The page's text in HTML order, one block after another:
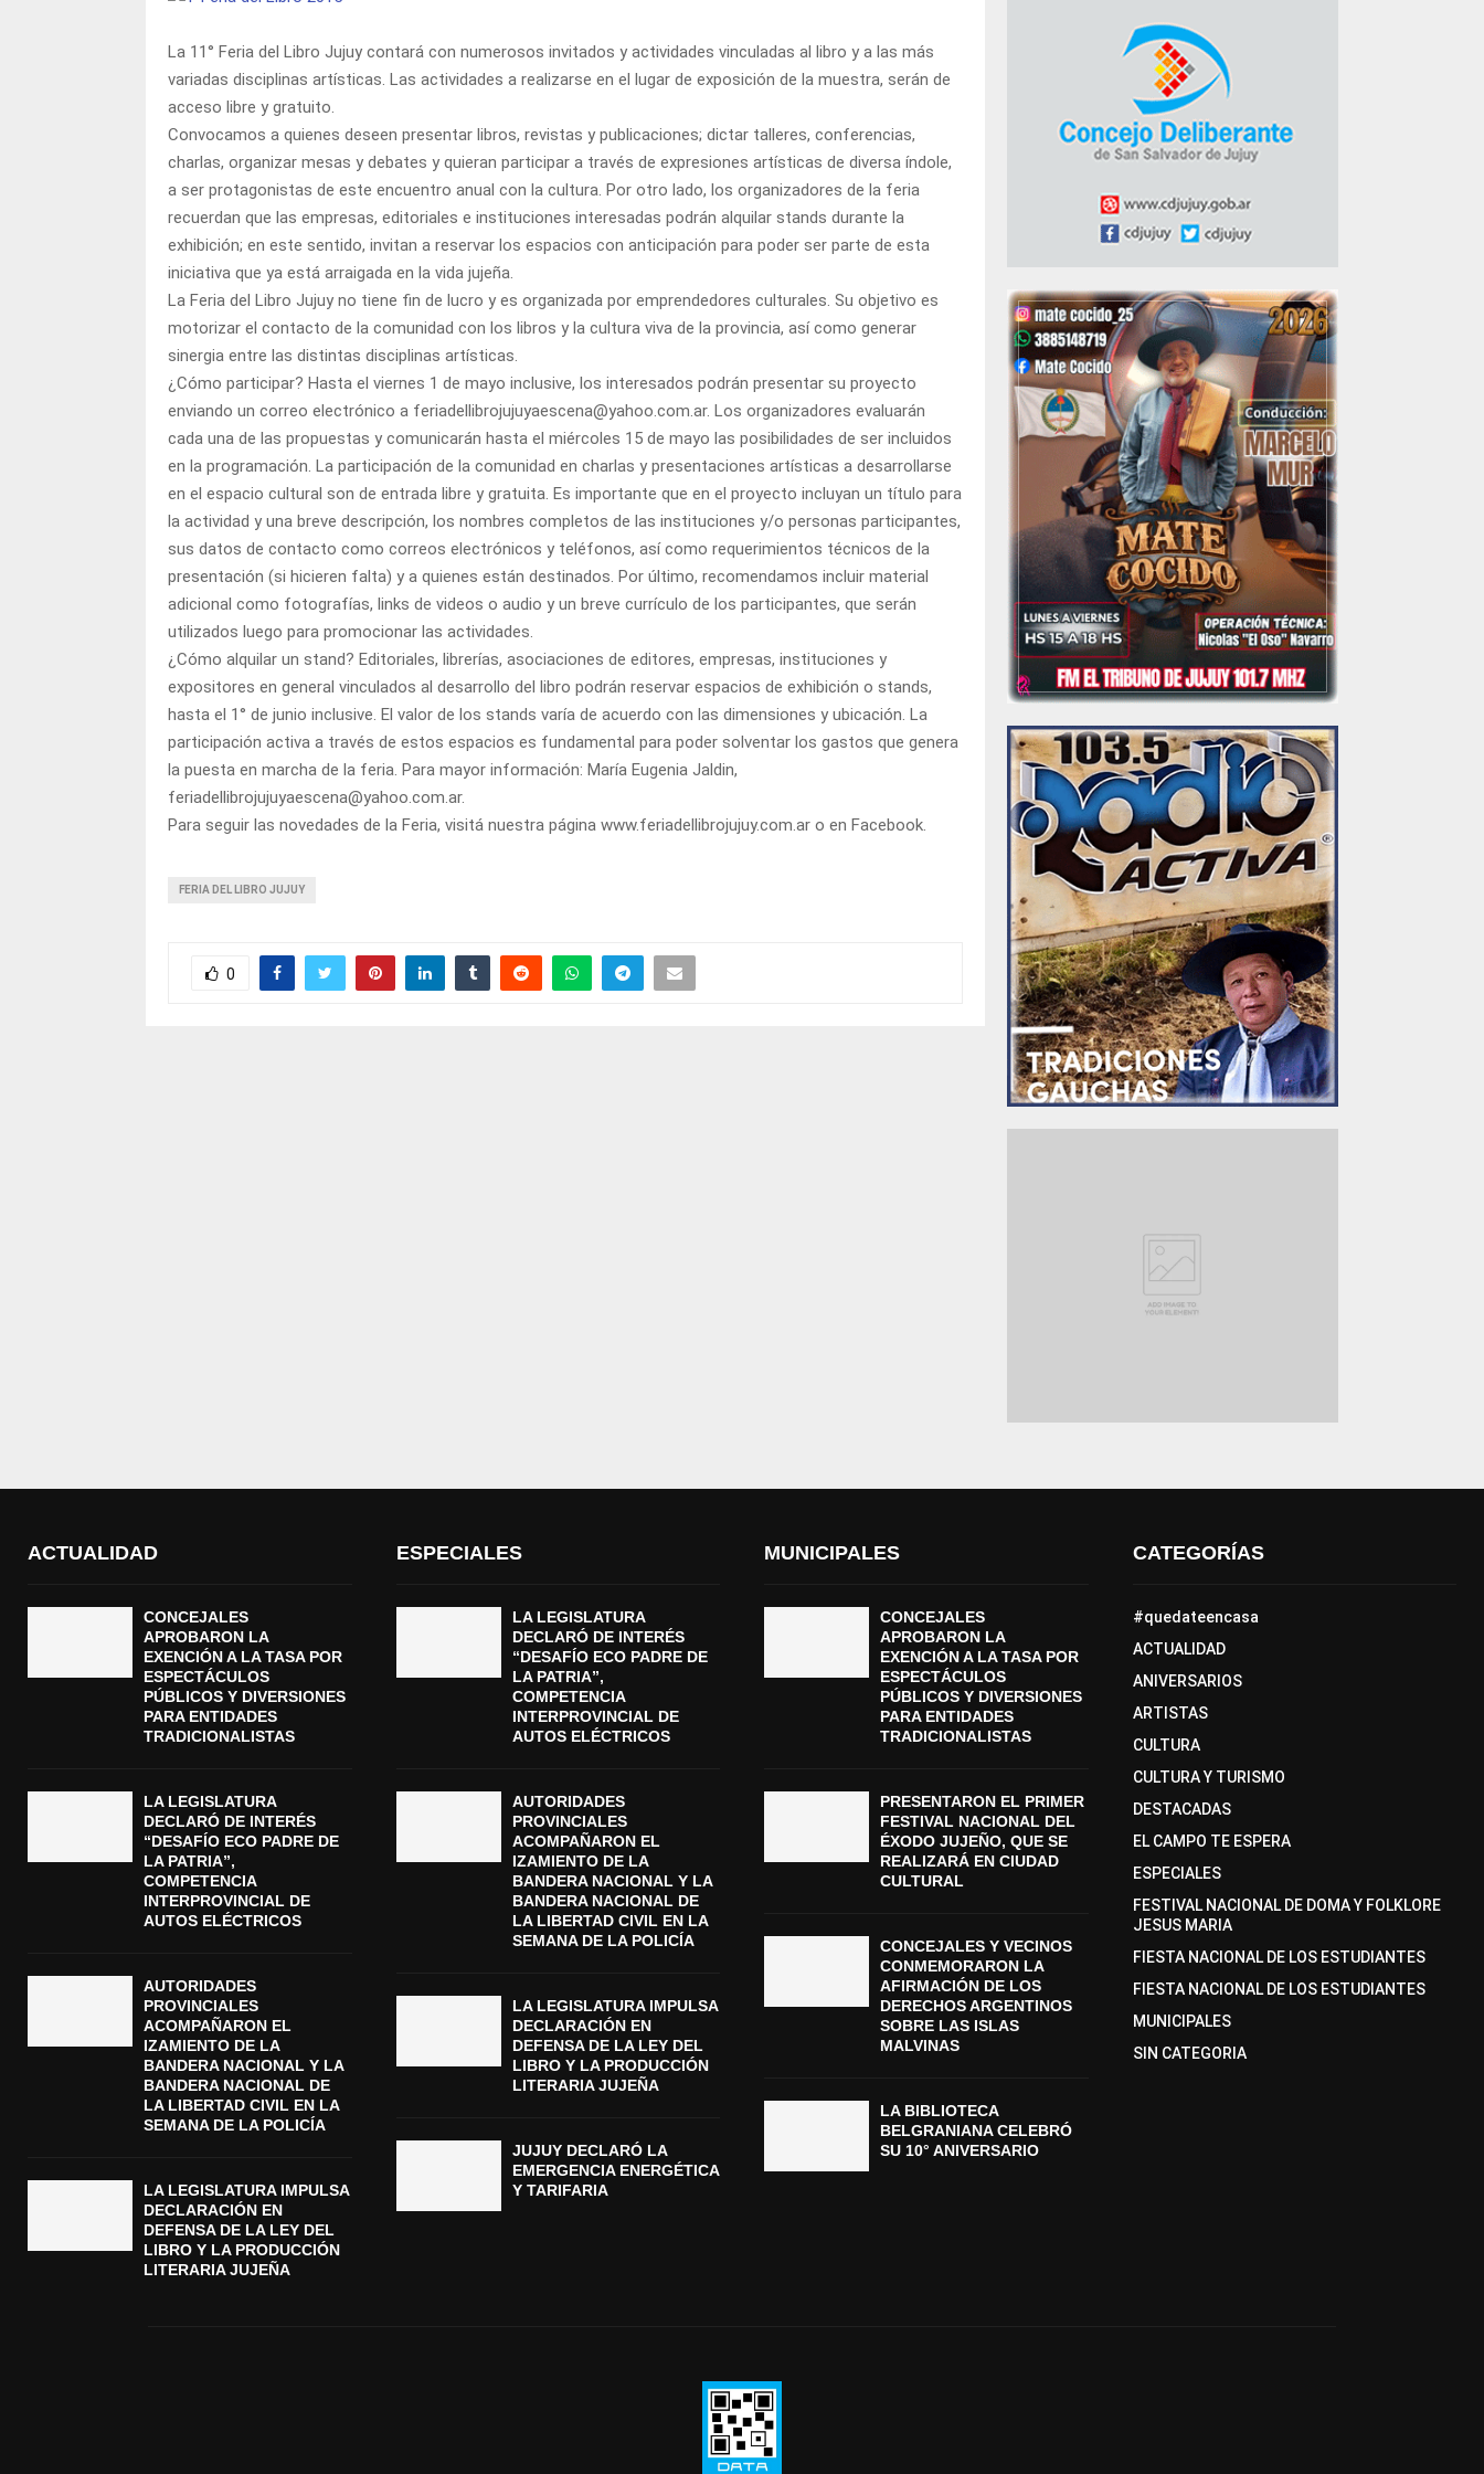
La 11° Feria del Libro Jujuy contará con numerosos invitados y actividades vinculadas al libro y a las más
variadas disciplinas artísticas. Las actividades a realizarse en el lugar de exposición de la muestra, serán de
acceso libre y gratuito.
Convocamos a quienes deseen presentar libros, revistas y publicaciones; dictar talleres, conferencias,
charlas, organizar mesas y debates y quieran participar a través de expresiones artísticas de diversa índole,
a ser protagonistas de este encuentro anual con la cultura. Por otro lado, los organizadores de la feria
recuerdan que las empresas, editoriales e instituciones interesadas podrán alquilar stands durante la
exhibición; en este sentido, invitan a reservar los espacios con anticipación para poder ser parte de esta
iniciativa que ya está arraigada en la vida jujeña.
La Feria del Libro Jujuy no tiene fin de lucro y es organizada por emprendedores culturales. Su objetivo es
motorizar el contacto de la comunidad con los libros y la cultura viva de la provincia, así como generar
sinergia entre las distintas disciplinas artísticas.
¿Cómo participar? Hasta el viernes 1 de mayo inclusive, los interesados podrán presentar su proyecto
enviando un correo electrónico a feriadellibrojujuyaescena@yahoo.com.ar. Los organizadores evaluarán
cada una de las propuestas y comunicarán hasta el miércoles 15 de mayo las posibilidades de ser incluidos
en la programación. La participación de la comunidad en charlas y presentaciones artísticas a desarrollarse
en el espacio cultural son de entrada libre y gratuita. Es importante que en el proyecto incluyan un título para
la actividad y una breve descripción, los nombres completos de las instituciones y/o personas participantes,
sus datos de contacto como correos electrónicos y teléfonos, así como requerimientos técnicos de la
presentación (si hicieren falta) y a quienes están destinados. Por último, recomendamos incluir material
adicional como fotografías, links de videos o audio y un breve currículo de los participantes, que serán
utilizados luego para promocionar las actividades.
¿Cómo alquilar un stand? Editoriales, librerías, asociaciones de editores, empresas, instituciones y
expositores en general vinculados al desarrollo del libro podrán reservar espacios de exhibición o stands,
hasta el 1° de junio inclusive. El valor de los stands varía de acuerdo con las dimensiones y ubicación. La
participación activa a través de estos espacios es fundamental para poder solventar los gastos que genera
la puesta en marcha de la feria. Para mayor información: María Eugenia Jaldin,
feriadellibrojujuyaescena@yahoo.com.ar.
Para seguir las novedades de la Feria, visitá nuestra página www.feriadellibrojujuy.com.ar o en Facebook.
FERIA DEL LIBRO JUJUY
0
ACTUALIDAD
CONCEJALES
APROBARON LA
EXENCIÓN A LA TASA POR
ESPECTÁCULOS
PÚBLICOS Y DIVERSIONES
PARA ENTIDADES
TRADICIONALISTAS
LA LEGISLATURA
DECLARÓ DE INTERÉS
“DESAFÍO ECO PADRE DE
LA PATRIA”,
COMPETENCIA
INTERPROVINCIAL DE
AUTOS ELÉCTRICOS
AUTORIDADES
PROVINCIALES
ACOMPAÑARON EL
IZAMIENTO DE LA
BANDERA NACIONAL Y LA
BANDERA NACIONAL DE
LA LIBERTAD CIVIL EN LA
SEMANA DE LA POLICÍA
LA LEGISLATURA IMPULSA
DECLARACIÓN EN
DEFENSA DE LA LEY DEL
LIBRO Y LA PRODUCCIÓN
LITERARIA JUJEÑA
ESPECIALES
LA LEGISLATURA
DECLARÓ DE INTERÉS
“DESAFÍO ECO PADRE DE
LA PATRIA”,
COMPETENCIA
INTERPROVINCIAL DE
AUTOS ELÉCTRICOS
AUTORIDADES
PROVINCIALES
ACOMPAÑARON EL
IZAMIENTO DE LA
BANDERA NACIONAL Y LA
BANDERA NACIONAL DE
LA LIBERTAD CIVIL EN LA
SEMANA DE LA POLICÍA
LA LEGISLATURA IMPULSA
DECLARACIÓN EN
DEFENSA DE LA LEY DEL
LIBRO Y LA PRODUCCIÓN
LITERARIA JUJEÑA
JUJUY DECLARÓ LA
EMERGENCIA ENERGÉTICA
Y TARIFARIA
MUNICIPALES
CONCEJALES
APROBARON LA
EXENCIÓN A LA TASA POR
ESPECTÁCULOS
PÚBLICOS Y DIVERSIONES
PARA ENTIDADES
TRADICIONALISTAS
PRESENTARON EL PRIMER
FESTIVAL NACIONAL DEL
ÉXODO JUJEÑO, QUE SE
REALIZARÁ EN CIUDAD
CULTURAL
CONCEJALES Y VECINOS
CONMEMORARON LA
AFIRMACIÓN DE LOS
DERECHOS ARGENTINOS
SOBRE LAS ISLAS
MALVINAS
LA BIBLIOTECA
BELGRANIANA CELEBRÓ
SU 10° ANIVERSARIO
CATEGORÍAS
#quedateencasa
ACTUALIDAD
ANIVERSARIOS
ARTISTAS
CULTURA
CULTURA Y TURISMO
DESTACADAS
EL CAMPO TE ESPERA
ESPECIALES
FESTIVAL NACIONAL DE DOMA Y FOLKLORE
JESUS MARIA
FIESTA NACIONAL DE LOS ESTUDIANTES
FIESTA NACIONAL DE LOS ESTUDIANTES
MUNICIPALES
SIN CATEGORIA